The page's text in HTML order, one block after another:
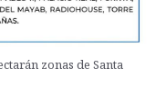
zonas de Santa